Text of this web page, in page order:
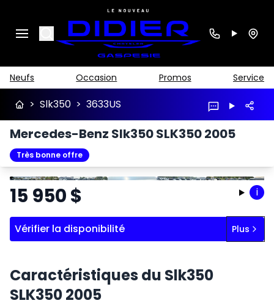
Search
Neufs Occasion Promos Service
> Slk350 > 3633US
Mercedes-Benz Slk350 SLK350 2005
Très bonne offre
ArrêterPrécédent
Suivant
15 950$ i
Vérifier la disponibilité Plus
Caractéristiques du Slk350
SLK350 2005